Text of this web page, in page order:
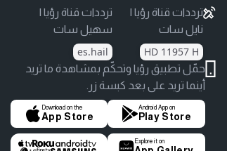
ترددات قناة رؤيا |
نايل سات
HD 11957 H
ترددات قناة رؤيا |
سهيل سات
es.hail
حمّل تطبيق رؤيا وتحكّم بمشاهدة ما تريد
أينما تريد على بعد كبسة زر.
Android App on
Play Store
Download on the
App Store
Explore it on